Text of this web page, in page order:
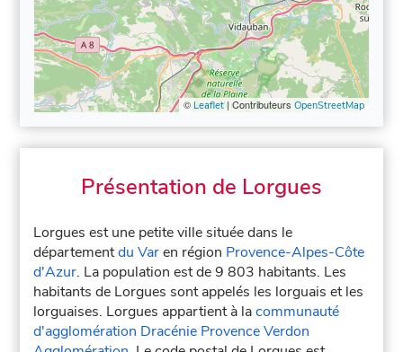
© Leaflet| Contributeurs OpenStreetMap
Présentation de Lorgues
Lorgues est une petite ville située dans le
départementdu Varen région Provence-Alpes-Côte
d'Azur. La population est de 9 803 habitants. Les
habitants de Lorgues sont appelés les lorguais et les
lorguaises. Lorgues appartient à lacommunauté
d'agglomération Dracénie Provence Verdon